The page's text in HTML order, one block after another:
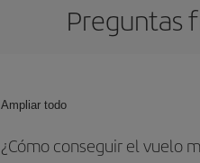
Preguntas
Ampliar todo
¿Cómo conseguir el vuelo